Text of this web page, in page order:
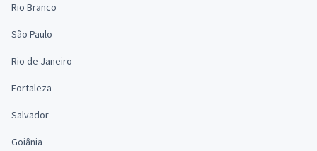
Rio Branco
São Paulo
Rio de Janeiro
Fortaleza
Salvador
Goiânia